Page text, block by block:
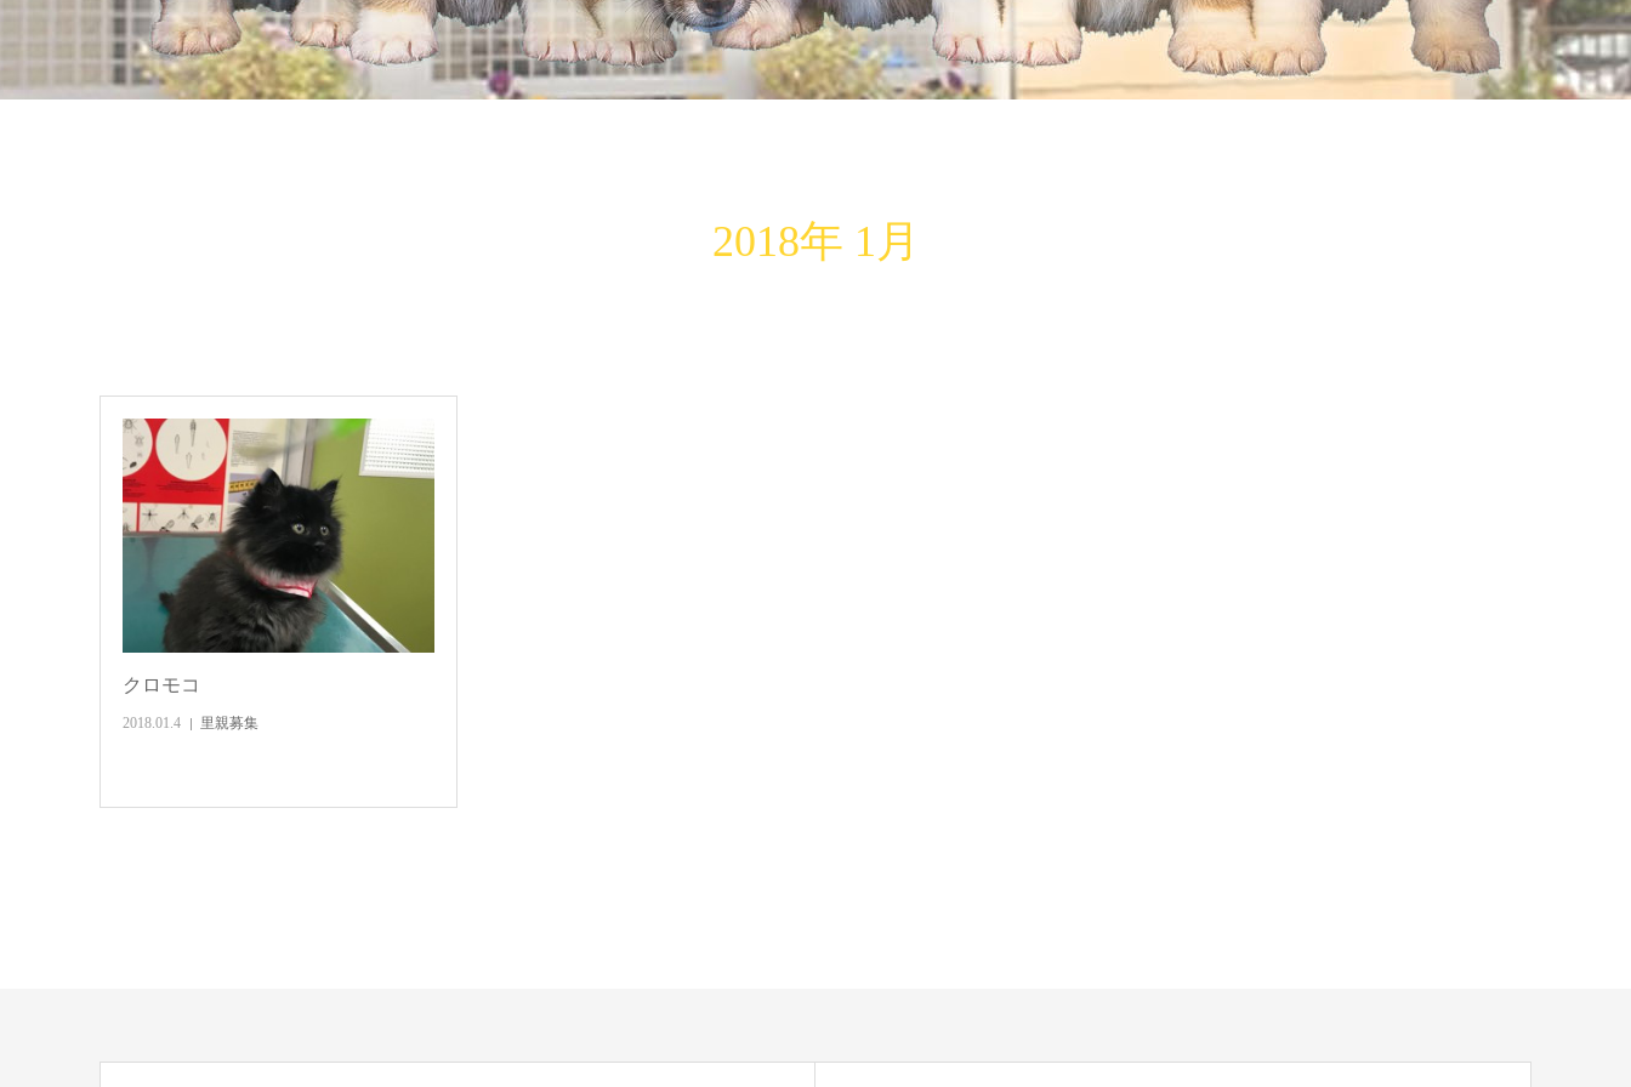
2018年 1月
クロモコ
2018.01.4 里親募集